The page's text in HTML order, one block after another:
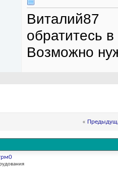
Виталий87
обратитесь
Возможно
«